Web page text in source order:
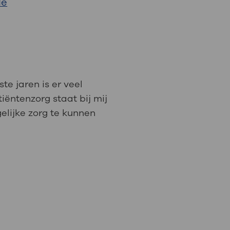
jaren is er veel
staat bij mij
zorg te kunnen